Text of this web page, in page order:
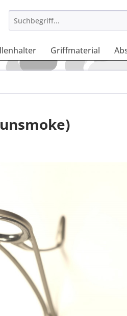
Griffmaterial